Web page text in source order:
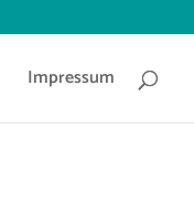
Impressum